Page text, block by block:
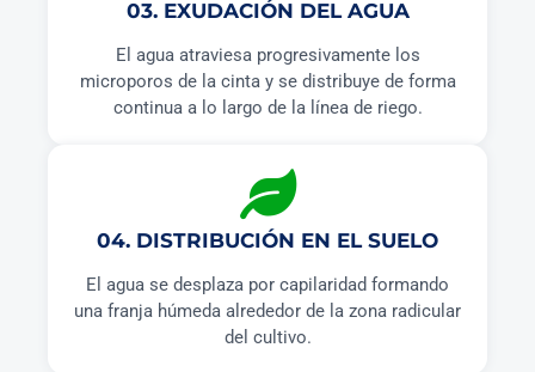
03. EXUDACIÓN DEL AGUA
El agua atraviesa progresivamente los
microporos de la cinta y se distribuye de forma
continua a lo largo de la línea de riego.
04. DISTRIBUCIÓN EN EL SUELO
El agua se desplaza por capilaridad formando
una franja húmeda alrededor de la zona radicular
del cultivo.